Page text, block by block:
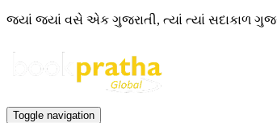
જ્યાં જ્યાં વસે એક ગુજરાતી, ત્યાં ત્યાં સદાકાળ
Toggle navigation